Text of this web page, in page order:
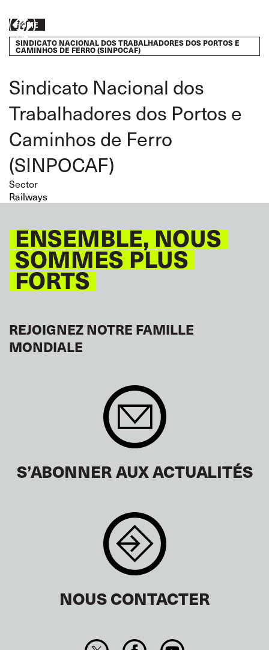
main
content
action
Breadcrumb
HOME
SINDICATO NACIONAL DOS TRABALHADORES DOS PORTOS E
CAMINHOS DE FERRO (SINPOCAF)
Sindicato Nacional dos
Trabalhadores dos Portos e
Caminhos de Ferro
(SINPOCAF)
Sector
Railways
ENSEMBLE, NOUS
SOMMES PLUS
FORTS
REJOIGNEZ NOTRE FAMILLE
MONDIALE
S’ABONNER AUX ACTUALITÉS
NOUS CONTACTER